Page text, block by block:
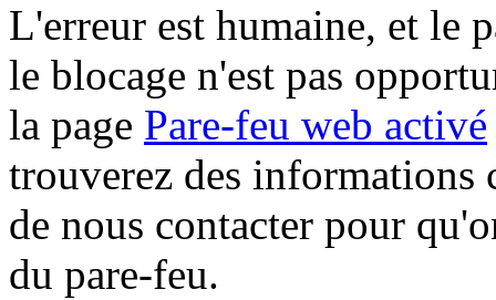
L'erreur est humaine, et le
le blocage n'est pas
la page Pare-feu web activé
trouverez des informations
de nous contacter pour
du pare-feu.